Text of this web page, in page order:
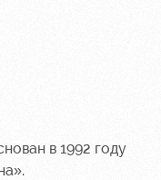
в 1992 году